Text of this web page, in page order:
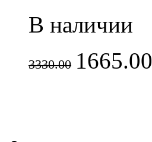
В наличии
3330.00 1665.00